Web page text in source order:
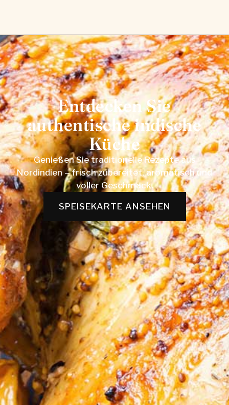
Entdecken Sie
authentische indische
Küche
Genießen Sie traditionelle Rezepte aus
Nordindien – frisch zubereitet, aromatisch und
voller Geschmack.
SPEISEKARTE ANSEHEN